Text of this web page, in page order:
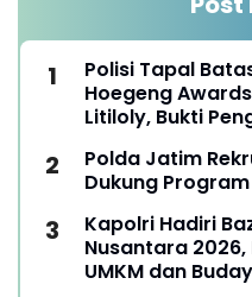
Polisi Tapal
Hoegeng
Litiloly, Bukti
Polda Jatim
Dukung
Kapolri Hadiri
Nusantara
UMKM dan